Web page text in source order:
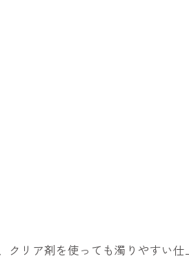
クリア剤を使っても濁りやすい